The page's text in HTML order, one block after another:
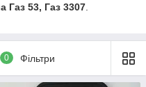
Газ 53, Газ 3307.
0 Фільтри